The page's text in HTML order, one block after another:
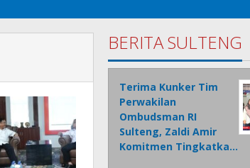
BERITA SULTENG
Terima Kunker Tim
Perwakilan
Ombudsman RI
Sulteng, Zaldi Amir
Komitmen Tingkatka…